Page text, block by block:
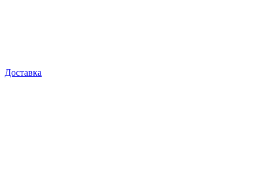
Доставка